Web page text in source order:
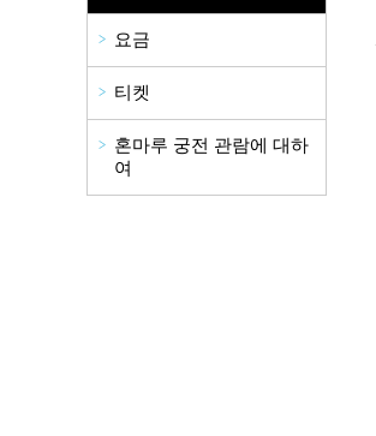
요금
티켓
혼마루 궁전 관람에 대하
여